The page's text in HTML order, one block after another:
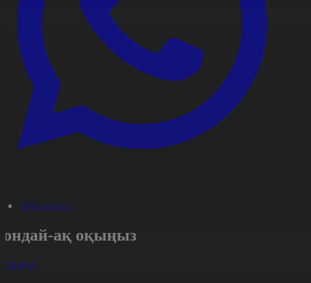
#Мәдениет
ақ оқыңыз